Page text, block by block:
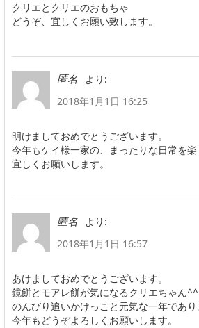
クリエとクリエのおもちゃ
どうぞ、宜しくお願い致します。
匿名
より:
2018年1月1日 16:25
明けましておめでとうございます。
今年もケイ様一家の、まったりな日常を楽
宜しくお願いします。
匿名
より:
2018年1月1日 16:57
あけましておめでとうございます。
鏡餅とモアレ餅が気になるクリエちゃん^^
のんびり追いかけっこと元気な一年であ
今年もどうぞよろしくお願いします。